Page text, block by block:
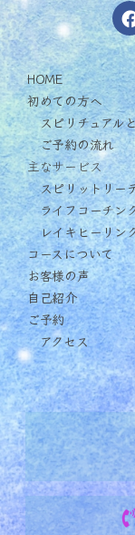
HOME
初めての方へ
スピリチュアル
ご予約の流れ
主なサービス
スピリットリー
ライフコーチン
レイキヒーリン
コースについて
お客様の声
自己紹介
ご予約
アクセス